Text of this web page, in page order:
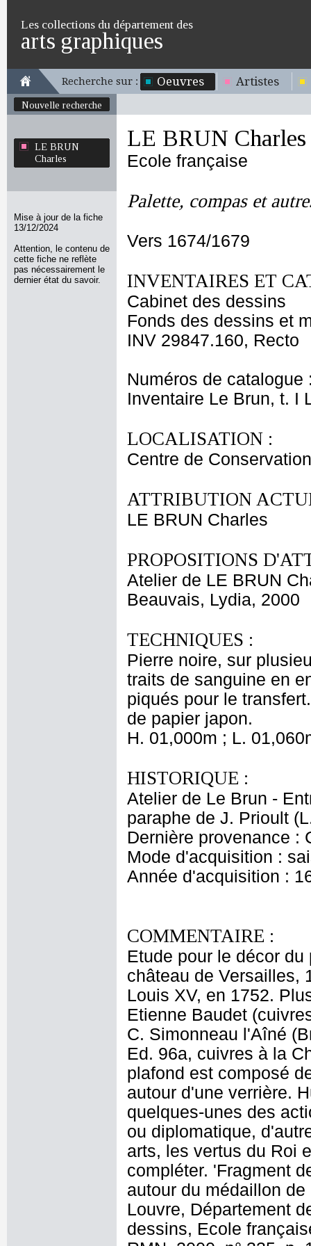
Les collections du département des
arts graphiques
Recherche sur : Oeuvres Artistes
Nouvelle recherche
LE BRUN
Charles
Mise à jour de la fiche
13/12/2024
Attention, le contenu de
cette fiche ne reflète
pas nécessairement le
dernier état du savoir.
LE BRUN Charles
Ecole française
Palette, compas et
Vers 1674/1679
INVENTAIRES ET
Cabinet des dessins
Fonds des dessins et
INV 29847.160, Recto
Numéros de catalogue
Inventaire Le Brun, t. I
LOCALISATION :
Centre de
ATTRIBUTION
LE BRUN Charles
PROPOSITIONS
Atelier de LE BRUN
Beauvais, Lydia, 2000
TECHNIQUES :
Pierre noire, sur
traits de sanguine en
piqués pour le
de papier japon.
H. 01,000m ; L.
HISTORIQUE :
Atelier de Le Brun -
paraphe de J. Prioult
Dernière provenance :
Mode d'acquisition :
Année d'acquisition :
COMMENTAIRE :
Etude pour le décor
château de Versailles,
Louis XV, en 1752.
Etienne Baudet
C. Simonneau l'Aîné
Ed. 96a, cuivres à la
plafond est composé
autour d'une verrière.
quelques-unes des
ou diplomatique,
arts, les vertus du Roi
compléter. 'Fragment
autour du médaillon
Louvre, Département
dessins, Ecole